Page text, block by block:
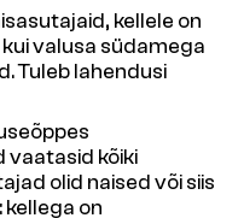
kellele on
valusa südamega
Tuleb lahendusi
vaatasid kõiki
olid naised või siis
on